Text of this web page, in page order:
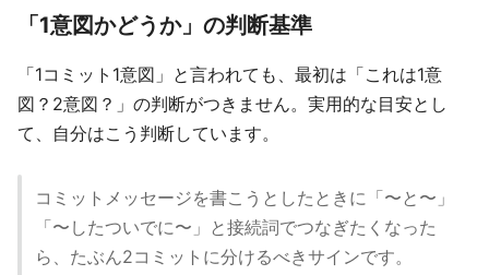
「1意図かどうか」の判断基準
「1コミット1意図」と言われても、最初は「これは1意
図？2意図？」の判断がつきません。実用的な目安とし
て、自分はこう判断しています。
コミットメッセージを書こうとしたときに「〜と〜」
「〜したついでに〜」と接続詞でつなぎたくなった
ら、たぶん2コミットに分けるべきサインです。